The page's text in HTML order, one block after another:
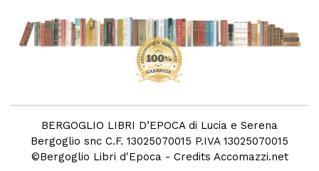
BERGOGLIO LIBRI D’EPOCA di Lucia e Serena
Bergoglio snc C.F. 13025070015 P.IVA 13025070015
©Bergoglio Libri d'Epoca - Credits Accomazzi.net